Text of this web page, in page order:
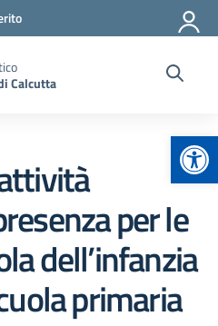
Calcutta
per le
dell’infanzia
primaria